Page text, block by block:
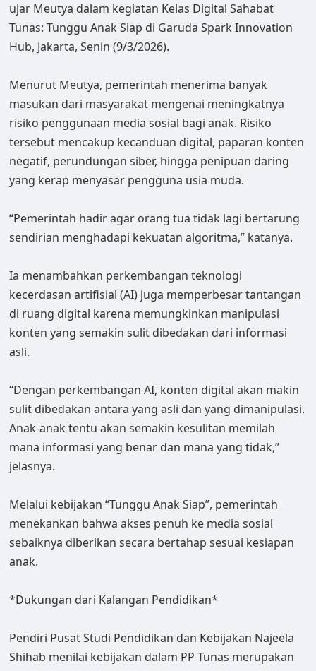
ujar Meutya dalam kegiatan Kelas Digital Sahabat
Tunas: Tunggu Anak Siap di Garuda Spark Innovation
Hub, Jakarta, Senin (9/3/2026).
Menurut Meutya, pemerintah menerima banyak
masukan dari masyarakat mengenai meningkatnya
risiko penggunaan media sosial bagi anak. Risiko
tersebut mencakup kecanduan digital, paparan konten
negatif, perundungan siber, hingga penipuan daring
yang kerap menyasar pengguna usia muda.
“Pemerintah hadir agar orang tua tidak lagi bertarung
sendirian menghadapi kekuatan algoritma,” katanya.
Ia menambahkan perkembangan teknologi
kecerdasan artifisial (AI) juga memperbesar tantangan
di ruang digital karena memungkinkan manipulasi
konten yang semakin sulit dibedakan dari informasi
asli.
“Dengan perkembangan AI, konten digital akan makin
sulit dibedakan antara yang asli dan yang dimanipulasi.
Anak-anak tentu akan semakin kesulitan memilah
mana informasi yang benar dan mana yang tidak,”
jelasnya.
Melalui kebijakan “Tunggu Anak Siap”, pemerintah
menekankan bahwa akses penuh ke media sosial
sebaiknya diberikan secara bertahap sesuai kesiapan
anak.
*Dukungan dari Kalangan Pendidikan*
Pendiri Pusat Studi Pendidikan dan Kebijakan Najeela
Shihab menilai kebijakan dalam PP Tunas merupakan